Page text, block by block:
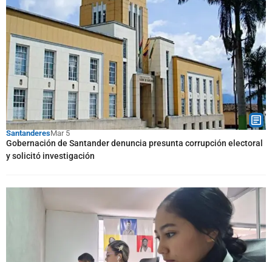
SantanderesMar 5
Gobernación de Santander denuncia presunta corrupción electoral
y solicitó investigación